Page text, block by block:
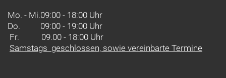
Mo. - Mi.09:00 - 18:00 Uhr
Do.
09:00 - 19:00 Uhr
Fr. 09.00 - 18:00 Uhr
Samstags geschlossen, sowie vereinbarte Termine